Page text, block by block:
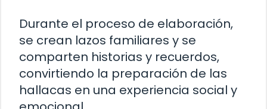
Durante el proceso de elaboración,
se crean lazos familiares y se
comparten historias y recuerdos,
convirtiendo la preparación de las
hallacas en una experiencia social y